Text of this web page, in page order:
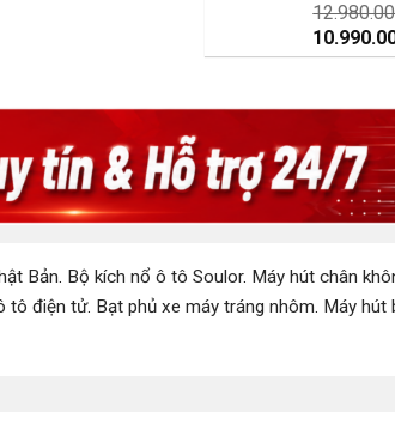
Giá
gốc
Bản. Bộ kích nổ ô tô Soulor. Máy hút chân
tô điện tử. Bạt phủ xe máy tráng nhôm. Máy hút